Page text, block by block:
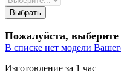
Пожалуйста,
В списке нет модели
Изготовление за 1 час